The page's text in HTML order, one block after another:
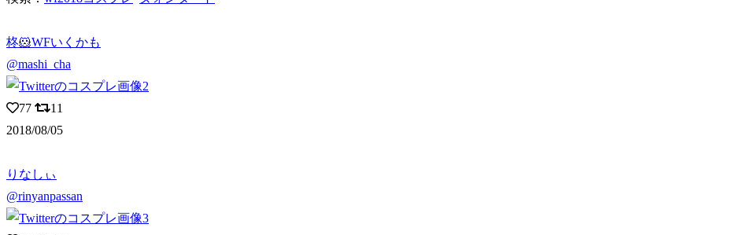
柊🐹WFいくかも
@mashi_cha
77
11
2018/08/05
りなしぃ
@rinyanpassan